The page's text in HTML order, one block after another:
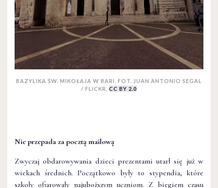
BAZYLIKA ŚW. MIKOŁAJA W BARI, FOT. JUAN ANTONIO SEGAL
/ FLICKR, CC BY 2.0
Nie przepada za pocztą mailową
Zwyczaj obdarowywania dzieci prezentami utarł się już w
wiekach średnich. Początkowo były to stypendia, które
szkoły ofiarowały najuboższym uczniom. Z biegiem czasu